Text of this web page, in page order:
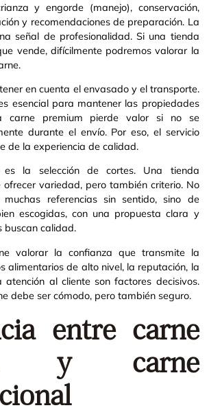
y engorde (manejo), conservación,
y recomendaciones de preparación. La
señal de profesionalidad. Si una tienda
vende, difícilmente podremos valorar la
en cuenta el envasado y el transporte.
esencial para mantener las propiedades
carne premium pierde valor si no se
durante el envío. Por eso, el servicio
de la experiencia de calidad.
la selección de cortes. Una tienda
variedad, pero también criterio. No
referencias sin sentido, sino de
escogidas, con una propuesta clara y
buscan calidad.
valorar la confianza que transmite la
alimentarios de alto nivel, la reputación, la
atención al cliente son factores decisivos.
debe ser cómodo, pero también seguro.
entre carne
y carne